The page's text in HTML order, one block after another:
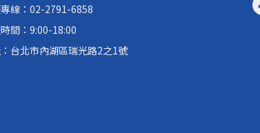
線：02-2791-6858
間：9:00-18:00
台北市內湖區瑞光路2之1號